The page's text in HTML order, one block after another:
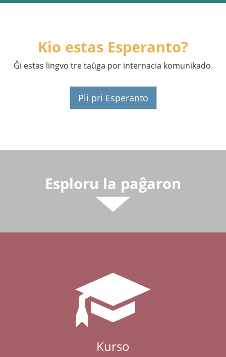
Kio estas Esperanto?
Ĝi estas lingvo tre taŭga por internacia komunikado.
Pli pri Esperanto
Esploru la paĝaron
Kurso